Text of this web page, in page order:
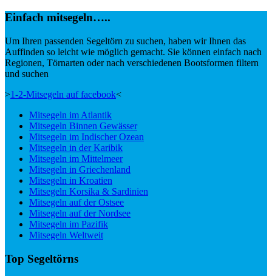
Einfach mitsegeln…..
Um Ihren passenden Segeltörn zu suchen, haben wir Ihnen das
Auffinden so leicht wie möglich gemacht. Sie können einfach nach
Regionen, Törnarten oder nach verschiedenen Bootsformen filtern
und suchen
>1-2-Mitsegeln auf facebook<
Mitsegeln im Atlantik
Mitsegeln Binnen Gewässer
Mitsegeln im Indischer Ozean
Mitsegeln in der Karibik
Mitsegeln im Mittelmeer
Mitsegeln in Griechenland
Mitsegeln in Kroatien
Mitsegeln Korsika & Sardinien
Mitsegeln auf der Ostsee
Mitsegeln auf der Nordsee
Mitsegeln im Pazifik
Mitsegeln Weltweit
Top Segeltörns